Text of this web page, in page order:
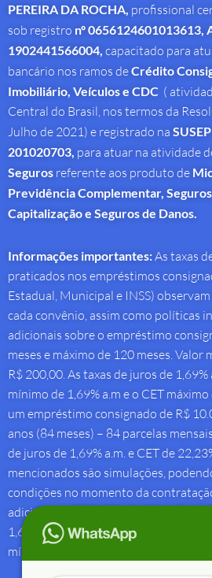
PEREIRA DA ROCHA profissional
sob registro nº 0656124601013613,
1902441566004, capacitado para
bancário nos ramos deCrédito
Imobiliário, Veículos e CDC (
Central do Brasil, nos termos da
Julho de 2021) e registrado na SUSEP
201020703, para atuar na atividade
Seguros referente aos produto de
Previdência Complementar, Seguros
Capitalização e Seguros de Danos.
Informações importantes:As taxas
praticados nos empréstimos
Estadual, Municipal e INSS)
cada convênio, assim como políticas
adicionais sobre o empréstimo
meses e máximo de 120 meses.
R$ 200,00. As taxas de juros de 1,69%
mínimo de 1,69% a.m e o CET
um empréstimo consignado de R$
anos (84 meses) – 84 parcelas
de juros de 1,69% a.m. e CET de
mencionados são simulações,
condições no momento da
adicionais sobre antecipação saque-
1,69% a.m e Custo Efetivo Total
mínimo de 1,88% a.m.